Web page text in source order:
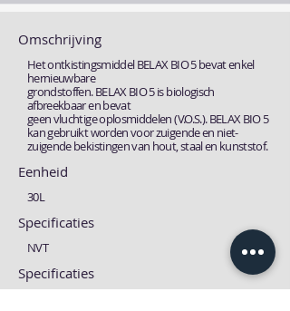
Omschrijving
Het ontkistingsmiddel BELAX BIO 5 bevat enkel
hernieuwbare
grondstoffen. BELAX BIO 5 is biologisch
afbreekbaar en bevat
geen vluchtige oplosmiddelen (V.O.S.). BELAX BIO 5
kan gebruikt worden voor zuigende en niet-
zuigende bekistingen van hout, staal en kunststof.
Eenheid
30L
Specificaties
NVT
Specificaties